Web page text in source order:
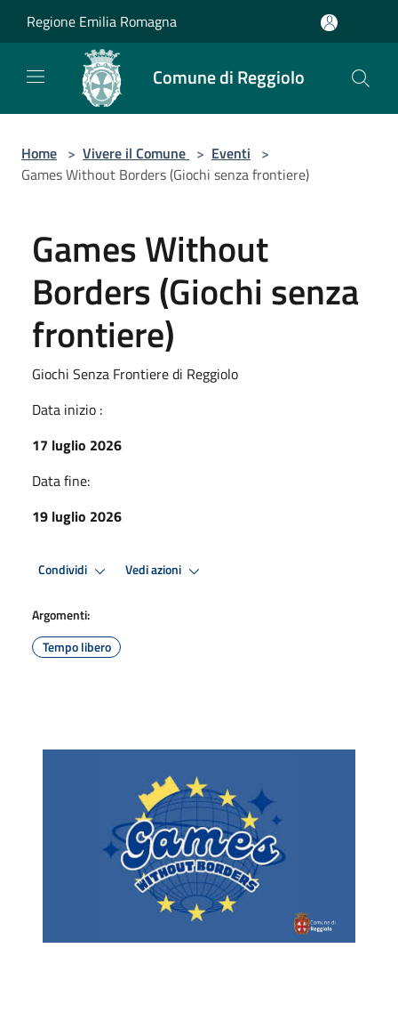
Regione Emilia Romagna
Comune di Reggiolo
Home > Vivere il Comune > Eventi >
Games Without Borders (Giochi senza frontiere)
Games Without
Borders (Giochi senza
frontiere)
Giochi Senza Frontiere di Reggiolo
Data inizio :
17 luglio 2026
Data fine:
19 luglio 2026
Condividi Vedi azioni
Argomenti:
Tempo libero